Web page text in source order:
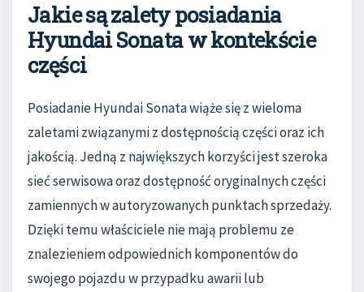
Jakie są zalety posiadania
Hyundai Sonata w kontekście
części
Posiadanie Hyundai Sonata wiąże się z wieloma
zaletami związanymi z dostępnością części oraz ich
jakością. Jedną z największych korzyści jest szeroka
sieć serwisowa oraz dostępność oryginalnych części
zamiennych w autoryzowanych punktach sprzedaży.
Dzięki temu właściciele nie mają problemu ze
znalezieniem odpowiednich komponentów do
swojego pojazdu w przypadku awarii lub